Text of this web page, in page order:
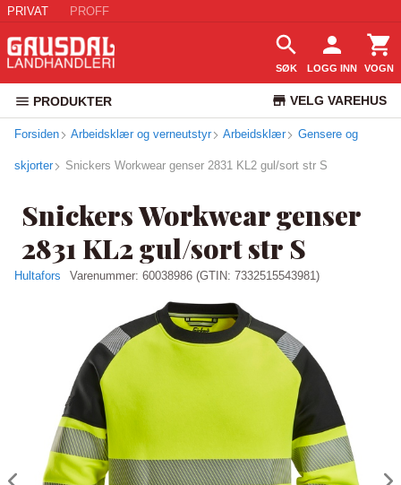
PRIVAT PROFF
SØK LOGG INN VOGN
PRODUKTER VELG VAREHUS
KUNDESERVICE
Forsiden Arbeidsklær og verneutstyr Arbeidsklær Gensere og
skjorter Snickers Workwear genser 2831 KL2 gul/sort str S
Snickers Workwear genser
2831 KL2 gul/sort str S
Hultafors Varenummer: 60038986 (GTIN: 7332515543981)